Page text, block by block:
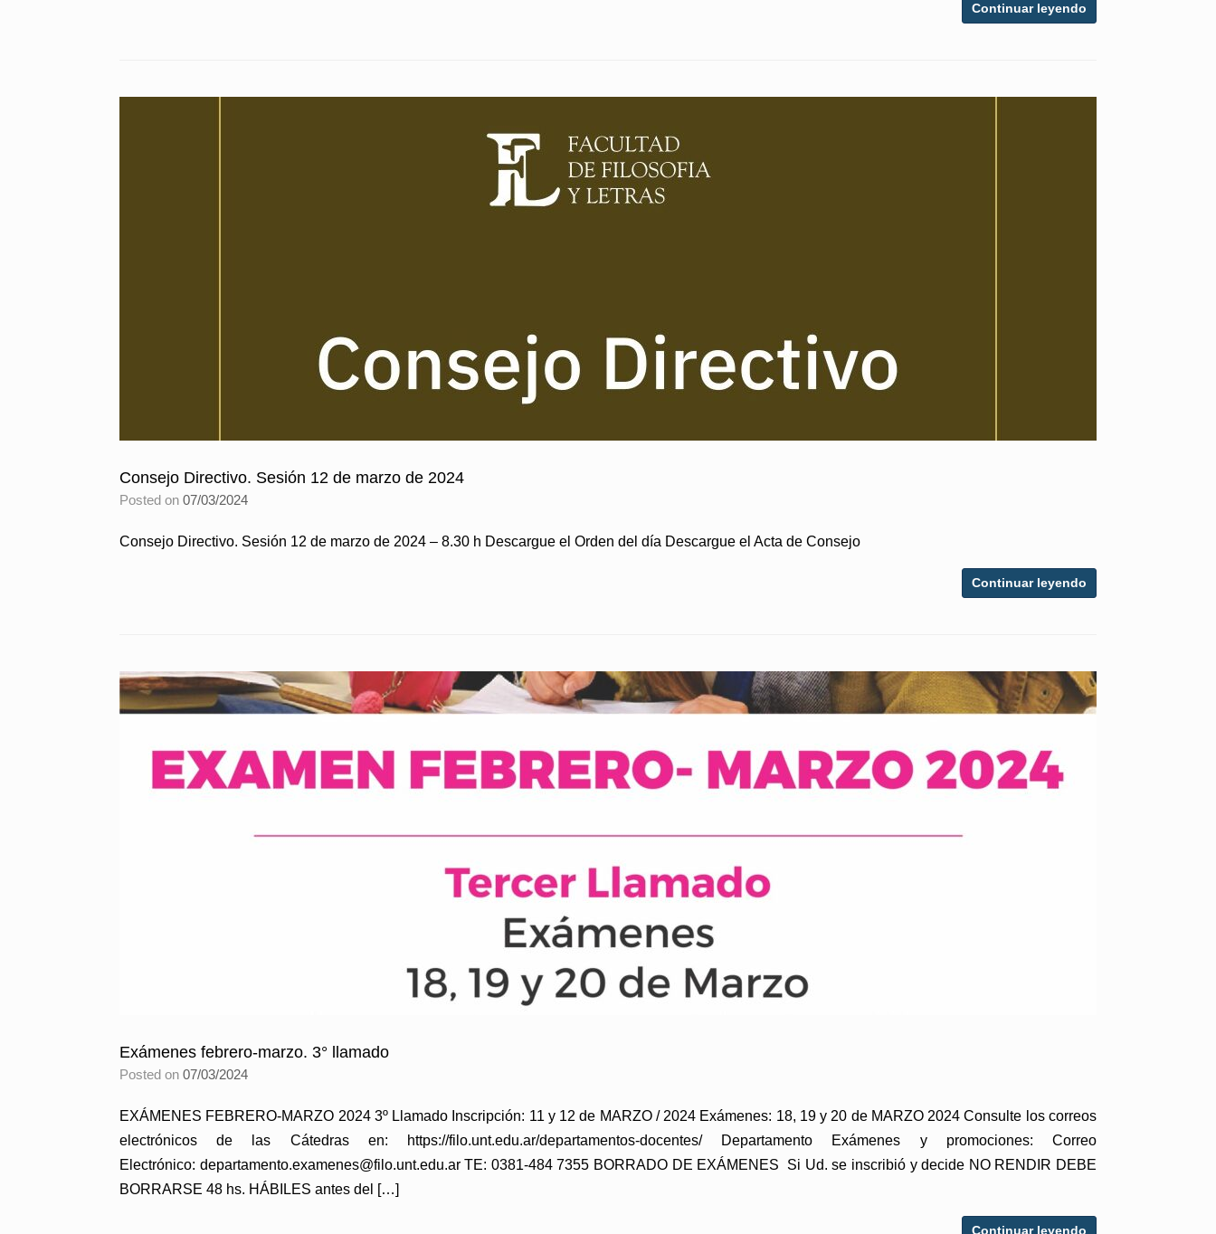
Continuar leyendo
Consejo Directivo. Sesión 12 de marzo de 2024
Posted on 07/03/2024
Consejo Directivo. Sesión 12 de marzo de 2024 – 8.30 h Descargue el Orden del día Descargue el Acta de Consejo
Continuar leyendo
Exámenes febrero-marzo. 3° llamado
Posted on 07/03/2024
EXÁMENES FEBRERO-MARZO 2024 3º Llamado Inscripción: 11 y 12 de MARZO / 2024 Exámenes: 18, 19 y 20 de MARZO 2024 Consulte los correos
electrónicos de las Cátedras en: https://filo.unt.edu.ar/departamentos-docentes/ Departamento Exámenes y promociones: Correo
Electrónico: departamento.examenes@filo.unt.edu.ar TE: 0381-484 7355 BORRADO DE EXÁMENES Si Ud. se inscribió y decide NO RENDIR DEBE
BORRARSE 48 hs. HÁBILES antes del […]
Continuar leyendo